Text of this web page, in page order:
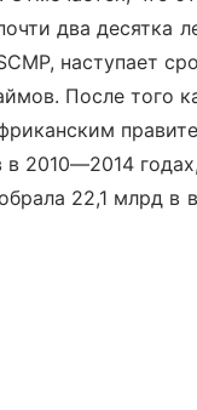
два десятка
наступает
После того
2010—2014
22,1 млрд в